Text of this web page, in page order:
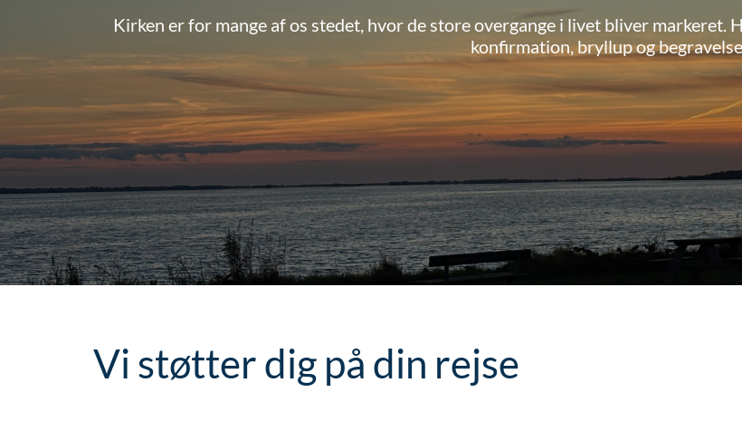
Kirken er for mange af os stedet, hvor de store overgange i livet bliver markeret.
konfirmation, bryllup og
Vi støtter dig på din rejse